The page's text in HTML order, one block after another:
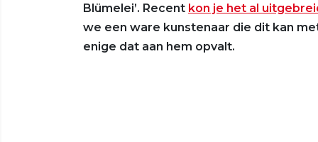
Blümelei’. Recent kon je het al
we een ware kunstenaar die dit kan
enige dat aan hem opvalt.